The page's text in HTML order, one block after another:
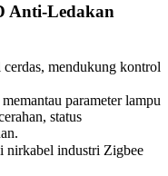
Anti‑Ledakan
mendukung kontrol
parameter lampu
status
industri Zigbee